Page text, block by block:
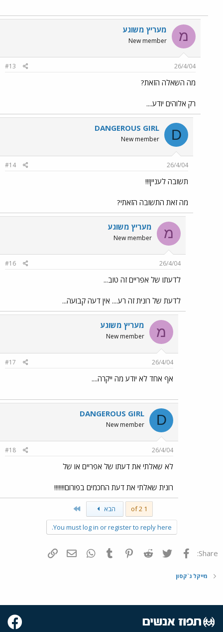
מ מעריץ משוגע
New member
26/4/04
#13
מה השאלה הזאת?
רק אלוהים יודע....
D
DANGEROUS GIRL
New member
26/4/04
#14
תשובה לעניין!!!
מה זאת התשובה הזאתי?
מ מעריץ משוגע
New member
26/4/04
#16
לדעתו של אפריים זה טוב...
לדעת של רונית זה רע.... אין דעה קבועה...
מ מעריץ משוגע
New member
26/4/04
#17
אף אחד לא יודע מה ייקרה....
D
DANGEROUS GIRL
New member
26/4/04
#18
לא שאלתי את דעתו של אפריים או של
רונית שאלתי את דעת החכמים בפורום!!!!!!!
1 of 2 הבא
You must log in or register to reply here.
Share: פייסבוק Twitter
Reddit
Pinterest
Tumblr
WhatsAppדואר אלקטרוני
מייקל ג`קסון